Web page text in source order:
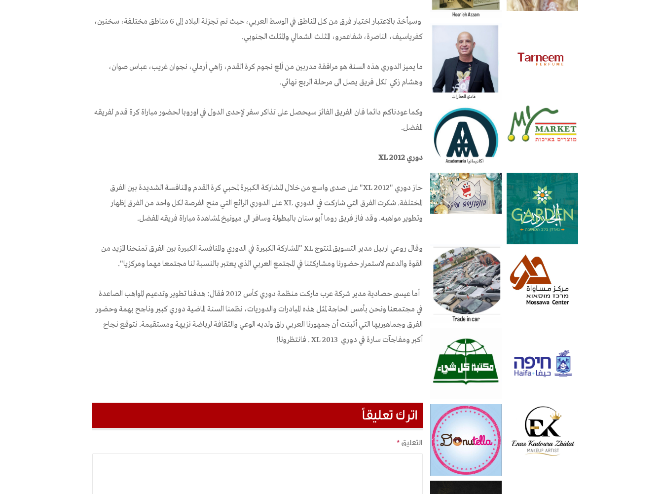
وسيأخذ بالاعتبار اختيار فرق من كل المناطق في الوسط العربي، حيث تم تجزئة البلاد إلى 6 مناطق مختلفة، سخنين،
كفرياسيف، الناصرة، شفاعمرو، المثلث الشمالي والمثلث الجنوبي.
ما يميز الدوري هذه السنة هو مرافقة مدربين من ألمع نجوم كرة القدم، زاهي أرملي، نجوان غريب، عباس صوان،
وهشام زكي لكل فريق يصل الى مرحلة الربع نهائي.
وكما عودناكم دائما فان الفريق الفائز سيحصل على تذاكر سفر لإحدى الدول في اوروبا لحضور مباراة كرة قدم لفريقه
المفضل.
دوري XL 2012
حاز دوري "2012 XL" على صدى واسع من خلال المشاركة الكبيرة لمحبي كرة القدم والمنافسة الشديدة بين الفرق
المختلفة. شكرت الفرق التي شاركت في الدوري XLعلى الدوري الرائع التي منح الفرصة لكل واحد من الفرق إظهار
وتطوير مواهبه. وقد فاز فريق روما أبو سنان بالبطولة وسافر الى ميونيخ لمشاهدة مباراة فريقه المفضل.
وقال روعي اربيل مدير التسويق لمنتوج XL "المشاركة الكبيرة في الدوري والمنافسة الكبيرة بين الفرق تمنحنا المزيد من
القوة والدعم لاستمرار حضورنا ومشاركتنا في المجتمع العربي الذي يعتبر بالنسبة لنا مجتمعا مهما ومركزيا".
أما عيسى حصادية مدير شركة عرب ماركت منظمة دوري كأس 2012 فقال: هدفنا تطوير وتدعيم المواهب الصاعدة
في مجتمعنا ونحن بأمس الحاجة لمثل هذه المبادرات والدوريات، نظمنا السنة الماضية دوري كبير وناجح بهمة وحضور
الفرق وجماهيريها التي أثبتت أن جمهورنا العربي راق ولديه الوعي والثقافة لرياضة نزيهة ومستقيمة. نتوقع نجاح
أكبر ومفاجآت سارة في دوري XL 2013 . فانتظرونا!
اترك تعليقاً
التعليق*